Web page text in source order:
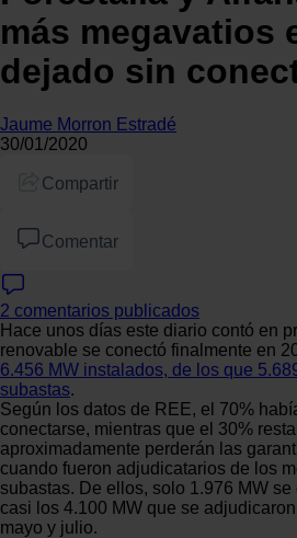
más megavatios
dejado sin
Jaume Morron Estradé
30/01/2020
Compartir
Comentar
2 comentarios publicados
Hace unos días este diario contó en
renovable se conectó finalmente en
6.456 MW instalados, de los que
subastas.
Según los datos de REE, el 70%
conectarse, mientras que el 30%
aproximadamente perderán las
cuando fueron adjudicatarios de los
subastas. De ellos, solo 1.976 MW
casi los 4.100 MW que se
mayo y julio.